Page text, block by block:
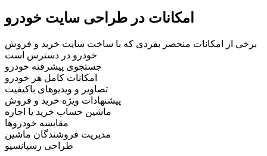
امکانات در طراحی سایت خودرو
برخی از امکانات منحصر بفردی که با ساخت سایت خرید و فروش
خودرو در دسترس است
جستجوی پیشرفته خودرو
امکانات کامل هر خودرو
تصاویر و ویدیوهای باکیفیت
پیشنهادات ویژه خرید و فروش
ماشین حساب خرید یا اجاره
مقایسه خودروها
مدیریت فروشندگان ماشین
طراحی رسپانسیو